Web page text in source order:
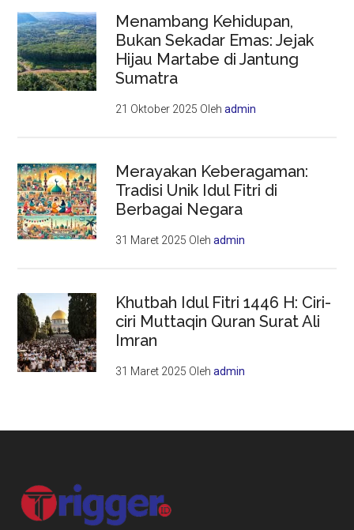
Menambang Kehidupan,
Bukan Sekadar Emas: Jejak
Hijau Martabe di Jantung
Sumatra
21 Oktober 2025 Olehadmin
Merayakan Keberagaman:
Tradisi Unik Idul Fitri di
Berbagai Negara
31 Maret 2025 Olehadmin
Khutbah Idul Fitri 1446 H: Ciri-
ciri Muttaqin Quran Surat Ali
Imran
31 Maret 2025 Olehadmin
Footer